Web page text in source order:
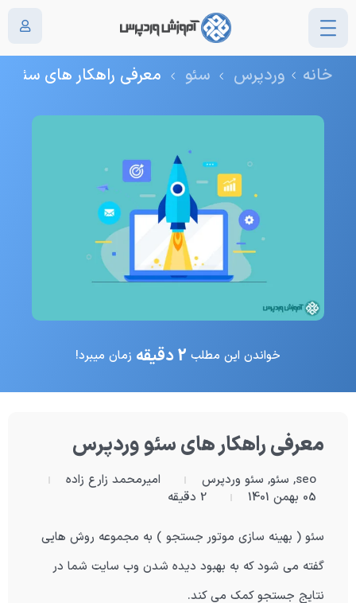
معرفی راهکار های سئو وردپرس
خانه وردپرس سئو معرفی راهکار های سئو
خواندن این مطلب 2 دقیقه زمان میبرد!
معرفی راهکار های سئو وردپرس
seo
, سئو, سئو وردپرس
امیرمحمد زارع زاده
05 بهمن 1401
2 دقیقه
سئو ( بهینه سازی موتور جستجو ) به مجموعه روش هایی
گفته می شود که به بهبود دیده شدن وب سایت شما در
نتایج جستجو کمک می کند.